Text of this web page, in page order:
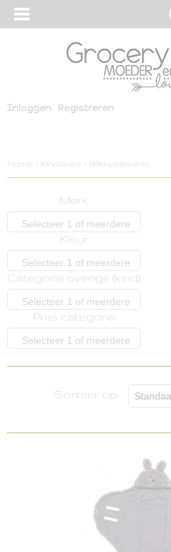
Inloggen Registreren
Home > Kinderen > Wikkeldekens
Merk
Selecteer 1 of meerdere
opties
Kleur
Selecteer 1 of meerdere
opties
Categorie overige (kind)
Selecteer 1 of meerdere
opties
Prijs categorie
Selecteer 1 of meerdere
Sorteer op: